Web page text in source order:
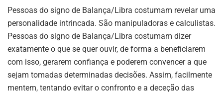
Pessoas do signo de Balança/Libra costumam revelar uma
personalidade intrincada. São manipuladoras e calculistas.
Pessoas do signo de Balança/Libra costumam dizer
exatamente o que se quer ouvir, de forma a beneficiarem
com isso, gerarem confiança e poderem convencer a que
sejam tomadas determinadas decisões. Assim, facilmente
mentem, tentando evitar o confronto e a deceção das